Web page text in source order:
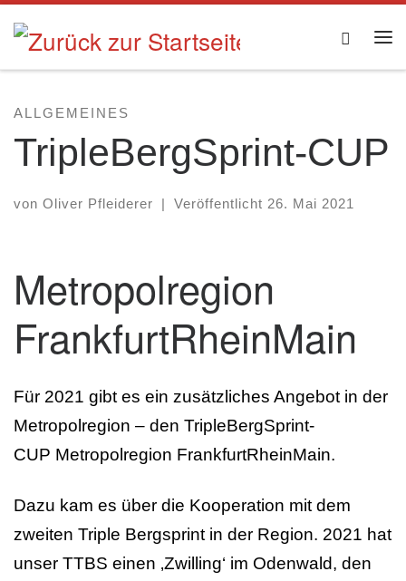
Zum Inhalt springen Search
ALLGEMEINES
TripleBergSprint-CUP
von Oliver Pfleiderer Veröffentlicht 26. Mai 2021
Metropolregion
FrankfurtRheinMain
Für 2021 gibt es ein zusätzliches Angebot in der
Metropolregion – den TripleBergSprint-
CUP Metropolregion FrankfurtRheinMain.
Dazu kam es über die Kooperation mit dem
zweiten Triple Bergsprint in der Region. 2021 hat
unser TTBS einen ‚Zwilling‘ im Odenwald, den